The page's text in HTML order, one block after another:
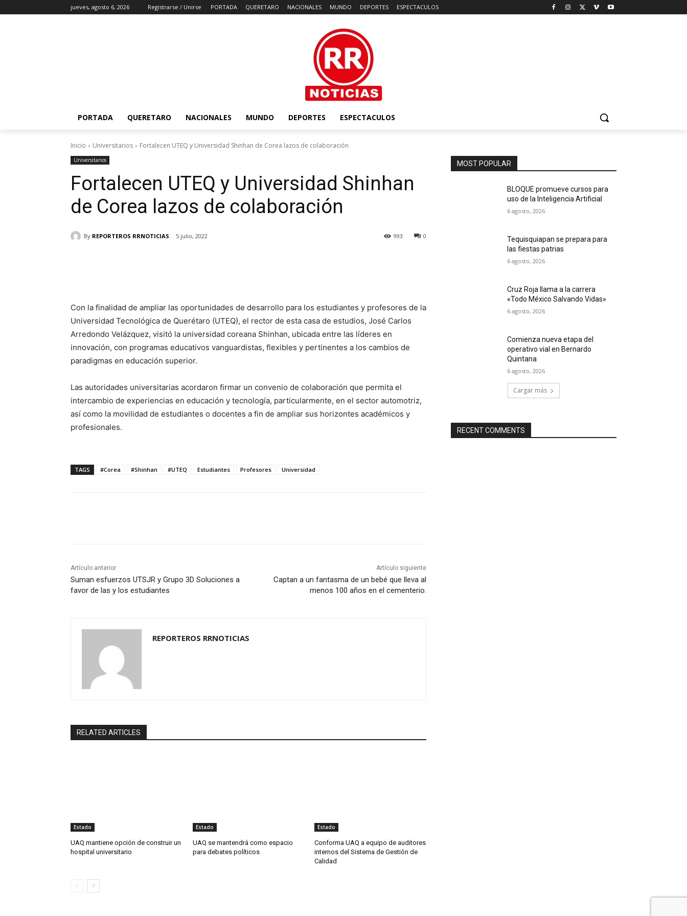
jueves, agosto 6, 2026 Registrarse / Unirse PORTADA QUERETARO NACIONALES MUNDO DEPORTES ESPECTACULOS
PORTADA QUERETARO NACIONALES MUNDO DEPORTES ESPECTACULOS
Inicio Universitarios Fortalecen UTEQ y Universidad Shinhan de Corea lazos de colaboración
Universitarios
Fortalecen UTEQ y Universidad Shinhan
de Corea lazos de colaboración
By REPORTEROS RRNOTICIAS 5 julio, 2022 0
993
Con la finalidad de ampliar las oportunidades de desarrollo para los estudiantes y profesores de la
Universidad Tecnológica de Querétaro (UTEQ), el rector de esta casa de estudios, José Carlos
Arredondo Velázquez, visitó la universidad coreana Shinhan, ubicada entre las líderes en
innovación, con programas educativos vanguardistas, flexibles y pertinentes a los cambios de
paradigmas en educación superior.
Las autoridades universitarias acordaron firmar un convenio de colaboración que permita el
intercambio de experiencias en educación y tecnología, particularmente, en el sector automotriz,
así como la movilidad de estudiantes o docentes a fin de ampliar sus horizontes académicos y
profesionales.
TAGS #Corea #Shinhan #UTEQ Estudiantes Profesores Universidad
Artículo anterior
Suman esfuerzos UTSJR y Grupo 3D Soluciones a
favor de las y los estudiantes
Artículo siguiente
Captan a un fantasma de un bebé que lleva al
menos 100 años en el cementerio.
REPORTEROS RRNOTICIAS
RELATED ARTICLES
Estado
UAQ mantiene opción de construir un
hospital universitario
Estado
UAQ se mantendrá como espacio
para debates políticos
Estado
Conforma UAQ a equipo de auditores
internos del Sistema de Gestión de
Calidad
MOST POPULAR
BLOQUE promueve cursos para
uso de la Inteligencia Artificial
6 agosto, 2026
Tequisquiapan se prepara para
las fiestas patrias
6 agosto, 2026
Cruz Roja llama a la carrera
«Todo México Salvando Vidas»
6 agosto, 2026
Comienza nueva etapa del
operativo vial en Bernardo
Quintana
6 agosto, 2026
Cargar más
RECENT COMMENTS